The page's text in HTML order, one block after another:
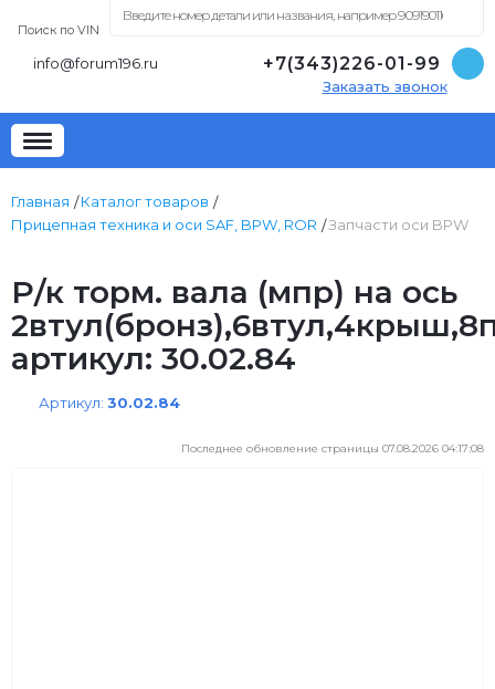
Поиск по VIN
info@forum196.ru +7(343)226-01-99
Заказать звонок
Главная
Каталог товаров
Прицепная техника и оси SAF, BPW, ROR
Запчасти оси BPW
Р/к торм. вала (мпр) на ось
артикул: 30.02.84
Артикул: 30.02.84
Последнее обновление страницы 07.08.2026 04:17:08